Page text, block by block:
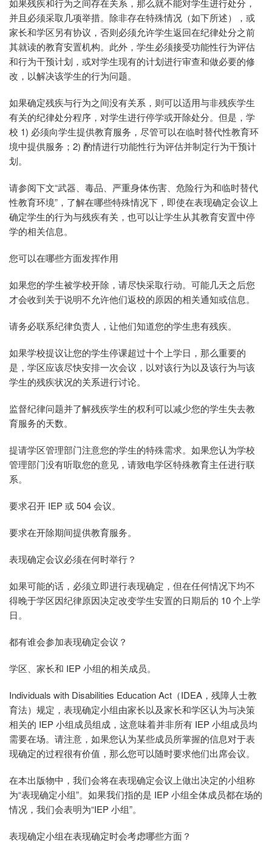
如果残疾和行为之间存在关系，那么就不能对学生进行处分，
并且必须采取几项举措。除非存在特殊情况（如下所述），或
家长和学区另有协议，否则必须允许学生返回在纪律处分之前
其就读的教育安置机构。此外，学生必须接受功能性行为评估
和行为干预计划，或对学生现有的计划进行审查和做必要的修
改，以解决该学生的行为问题。
如果确定残疾与行为之间没有关系，则可以适用与非残疾学生
有关的纪律处分程序，对学生进行停学或开除处分。但是，学
校 1) 必须向学生提供教育服务，尽管可以在临时替代性教育环
境中提供服务；2) 酌情进行功能性行为评估并制定行为干预计
划。
请参阅下文“武器、毒品、严重身体伤害、危险行为和临时替代
性教育环境”，了解在哪些特殊情况下，即使在表现确定会议上
确定学生的行为与残疾有关，也可以让学生从其教育安置中停
学的相关信息。
您可以在哪些方面发挥作用
如果您的学生被学校开除，请尽快采取行动。可能几天之后您
才会收到关于说明不允许他们返校的原因的相关通知或信息。
请务必联系纪律负责人，让他们知道您的学生患有残疾。
如果学校提议让您的学生停课超过十个上学日，那么重要的
是，学区应该尽快安排一次会议，以对该行为以及该行为与该
学生的残疾状况的关系进行讨论。
监督纪律问题并了解残疾学生的权利可以减少您的学生失去教
育服务的天数。
提请学区管理部门注意您的学生的特殊需求。如果您认为学校
管理部门没有听取您的意见，请致电学区特殊教育主任进行联
系。
要求召开 IEP 或 504 会议。
要求在开除期间提供教育服务。
表现确定会议必须在何时举行？
如果可能的话，必须立即进行表现确定，但在任何情况下均不
得晚于学区因纪律原因决定改变学生安置的日期后的 10 个上学
日。
都有谁会参加表现确定会议？
学区、家长和 IEP 小组的相关成员。
Individuals with Disabilities Education Act（IDEA，残障人士教
育法）规定，表现确定小组由家长以及家长和学区认为与决策
相关的 IEP 小组成员组成，这意味着并非所有 IEP 小组成员均
需要在场。请注意，如果您认为某些成员所掌握的信息对于表
现确定的过程很有价值，那么您可以随时要求他们出席会议。
在本出版物中，我们会将在表现确定会议上做出决定的小组称
为“表现确定小组”。如果我们指的是 IEP 小组全体成员都在场的
情况，我们会表明为“IEP 小组”。
表现确定小组在表现确定时会考虑哪些方面？